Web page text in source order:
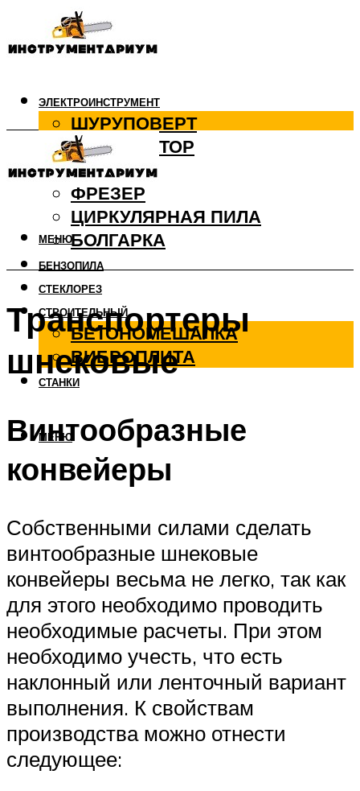
ЭЛЕКТРОИНСТРУМЕНТ
ШУРУПОВЕРТ
ПЕРФОРАТОР
ДРЕЛЬ
ФРЕЗЕР
ЦИРКУЛЯРНАЯ ПИЛА
БОЛГАРКА
БЕНЗОПИЛА
СТЕКЛОРЕЗ
СТРОИТЕЛЬНЫЙ
БЕТОНОМЕШАЛКА
ВИБРОПЛИТА
СТАНКИ
МЕНЮ
МЕНЮ
Транспортеры
шнековые
Винтообразные
конвейеры
Собственными силами сделать
винтообразные шнековые
конвейеры весьма не легко, так как
для этого необходимо проводить
необходимые расчеты. При этом
необходимо учесть, что есть
наклонный или ленточный вариант
выполнения. К свойствам
производства можно отнести
следующее: